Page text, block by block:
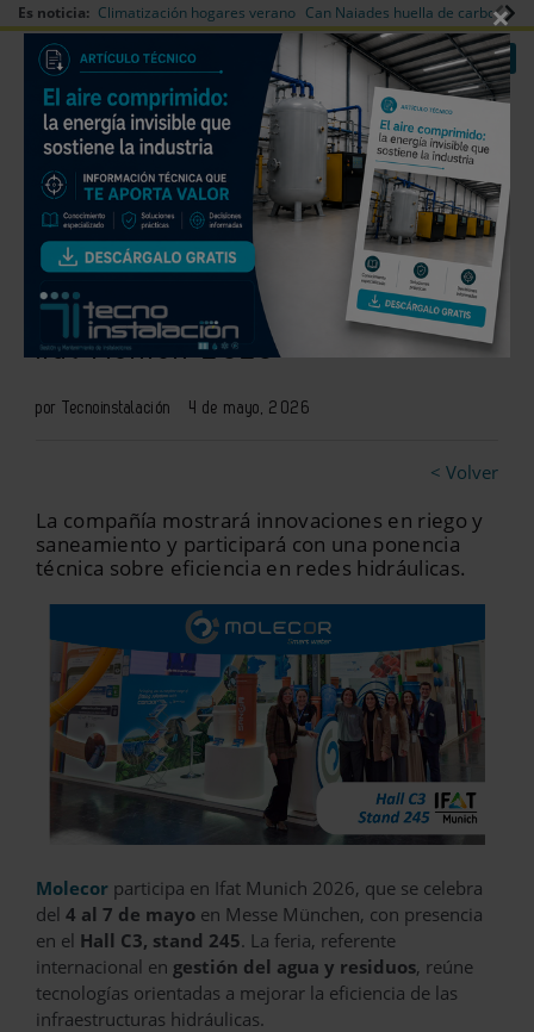
Es noticia: Climatización hogares verano Can Naiades huella de carbono
Redes Sociales Es noticia Login empresas Registro
Molecor presenta tuberías PVC-
O y soluciones sostenibles en
Ifat Munich 2026
por Tecnoinstalación 4 de mayo, 2026
< Volver
La compañía mostrará innovaciones en riego y
saneamiento y participará con una ponencia
técnica sobre eficiencia en redes hidráulicas.
Molecor participa en Ifat Munich 2026, que se celebra
del 4 al 7 de mayo en Messe München, con presencia
en el Hall C3, stand 245. La feria, referente
internacional en gestión del agua y residuos, reúne
tecnologías orientadas a mejorar la eficiencia de las
infraestructuras hidráulicas.
×